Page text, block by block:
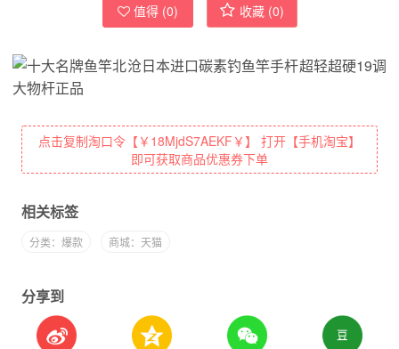
值得 (0) 收藏 (0)
点击复制淘口令【￥18MjdS7AEKF￥】 打开【手机淘宝】
即可获取商品优惠券下单
相关标签
分类：爆款 商城：天猫
分享到